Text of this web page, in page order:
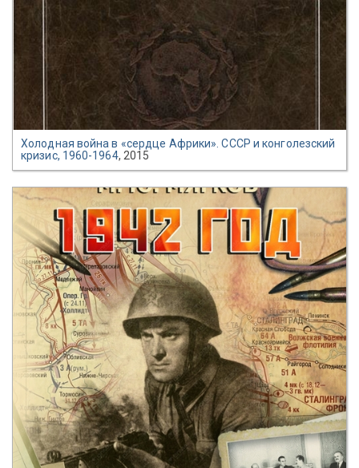
Холодная война в «сердце Африки». СССР и конголезский
кризис, 1960-1964, 2015